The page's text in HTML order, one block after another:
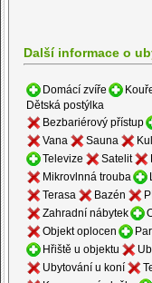
Další informace o
Domácí zvíře
Dětská postýlka
Bezbariérový přístup
Vana
Sauna
Televize
Satelit
Mikrovlnná trouba
Terasa
Bazén
Zahradní nábytek
Objekt oplocen
Hřiště u objektu
Ubytování u koní